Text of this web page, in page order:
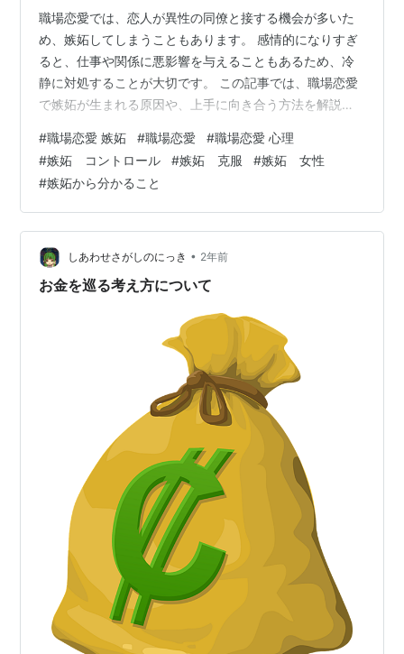
職場恋愛では、恋人が異性の同僚と接する機会が多いた
め、嫉妬してしまうこともあります。 感情的になりすぎ
ると、仕事や関係に悪影響を与えることもあるため、冷
静に対処することが大切です。 この記事では、職場恋愛
で嫉妬が生まれる原因や、上手に向き合う方法を解説し
ためのヒントを知りたい方は、ぜひ参考にしてくださ
い。 職場恋愛で嫉妬が生まれる原因とは？ 職場恋愛で
は、仕事と恋愛が同じ空間で交わるため、嫉妬が生まれ
やすい環境になります。恋人が他の異性と接する機会が
多く、仕事を理由に二人の時間が減ることもあるため、
不安を感じやすいのです。ここでは、職場恋愛で…
#職場恋愛 嫉妬 #職場恋愛 #職場恋愛 心理
#嫉妬 コントロール #嫉妬 克服 #嫉妬 女性
#嫉妬から分かること
しあわせさがしのにっき • 2年前
お金を巡る考え方について